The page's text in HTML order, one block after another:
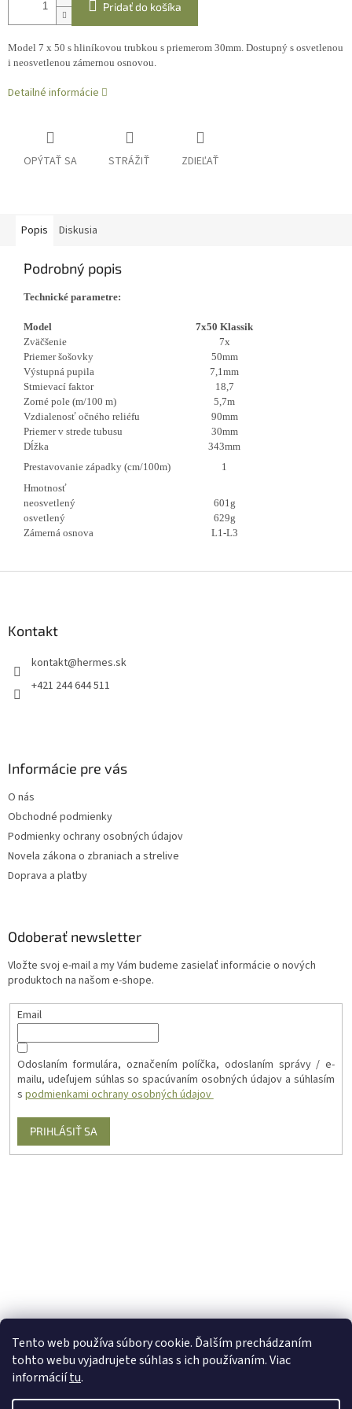
Tento web používa súbory cookie. Ďalším prechádzaním
tohto webu vyjadrujete súhlas s ich používaním. Viac
informáciítu.
Pridať do košíka
Model 7 x 50 s hliníkovou trubkou s priemerom 30mm. Dostupný s osvetlenou
i neosvetlenou zámernou osnovou.
Detailné informácie
OPÝTAŤ SA STRÁŽIŤ ZDIEĽAŤ
Popis Diskusia
Podrobný popis
Technické parametre:
Model
7x50 Klassik
Zväčšenie
7x
Priemer šošovky
50mm
Výstupná pupila
7,1mm
Stmievací faktor
18,7
Zorné pole (m/100 m)
5,7m
Vzdialenosť očného reliéfu
90mm
Priemer v strede tubusu
30mm
Dĺžka
343mm
Prestavovanie západky (cm/100m)
1
Hmotnosť
neosvetlený
601g
osvetlený
629g
Zámerná osnova
L1-L3
Kontakt
kontakt@hermes.sk
+421 244 644 511
Informácie pre vás
O nás
Obchodné podmienky
Podmienky ochrany osobných údajov
Novela zákona o zbraniach a strelive
Doprava a platby
Odoberať newsletter
Vložte svoj e-mail a my Vám budeme zasielať informácie o nových
produktoch na našom e-shope.
Email
Odoslaním formulára, označením políčka, odoslaním správy / e-
mailu, udeľujem súhlas so spacúvaním osobných údajov a súhlasím
s podmienkami ochrany osobných údajov
PRIHLÁSIŤ SA